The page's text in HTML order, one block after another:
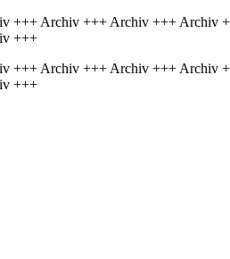
Archiv +++ Archiv +++
+++
Archiv +++ Archiv +++
+++